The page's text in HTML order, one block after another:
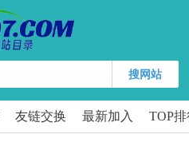
搜网站
友链交换 最新加入 TOP